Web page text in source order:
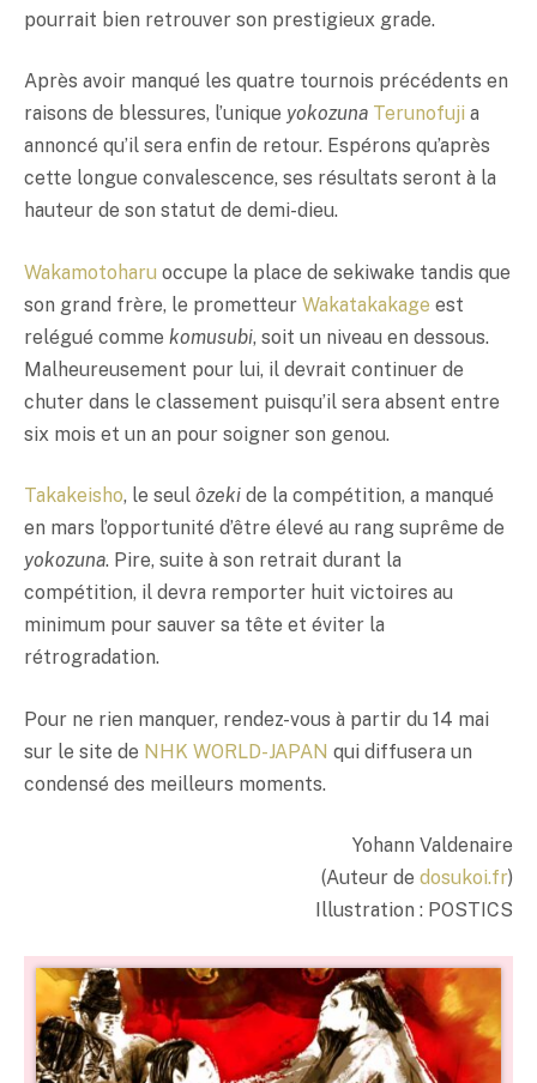
pourrait bien retrouver son prestigieux grade.
Après avoir manqué les quatre tournois précédents en
raisons de blessures, l’unique yokozuna Terunofuji a
annoncé qu’il sera enfin de retour. Espérons qu’après
cette longue convalescence, ses résultats seront à la
hauteur de son statut de demi-dieu.
Wakamotoharu occupe la place de sekiwake tandis que
son grand frère, le prometteur Wakatakakage est
relégué comme komusubi, soit un niveau en dessous.
Malheureusement pour lui, il devrait continuer de
chuter dans le classement puisqu’il sera absent entre
six mois et un an pour soigner son genou.
Takakeisho, le seul ôzeki de la compétition, a manqué
en mars l’opportunité d’être élevé au rang suprême de
yokozuna. Pire, suite à son retrait durant la
compétition, il devra remporter huit victoires au
minimum pour sauver sa tête et éviter la
rétrogradation.
Pour ne rien manquer, rendez-vous à partir du 14 mai
sur le site de NHK WORLD-JAPAN qui diffusera un
condensé des meilleurs moments.
Yohann Valdenaire
(Auteur de dosukoi.fr)
Illustration : POSTICS